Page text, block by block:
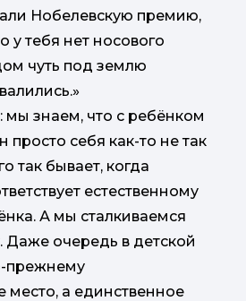
Нобелевскую премию,
у тебя нет носового
чуть под землю
мы знаем, что с ребёнком
просто себя как-то не так
так бывает, когда
естественному
А мы сталкиваемся
Даже очередь в детской
прежнему
а единственное